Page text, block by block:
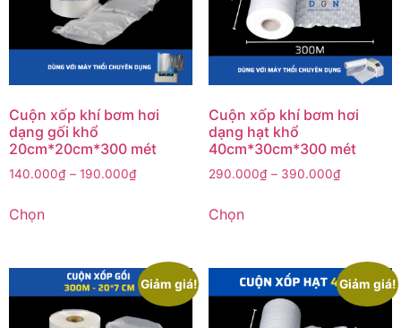
Cuộn xốp khí bơm hơi
dạng gối khổ
20cm*20cm*300 mét
140.000₫ – 190.000₫
Chọn
Cuộn xốp khí bơm hơi
dạng hạt khổ
40cm*30cm*300 mét
290.000₫ – 390.000₫
Chọn
Giảm giá! Giảm giá!